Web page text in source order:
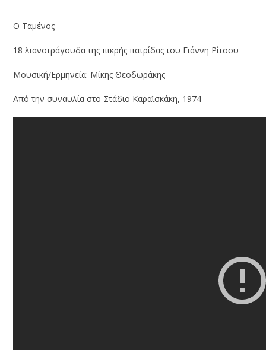
Ο Ταμένος
18 λιανοτράγουδα της πικρής πατρίδας του Γιάννη Ρίτσου
Μουσική/Ερμηνεία: Μίκης Θεοδωράκης
Από την συναυλία στο Στάδιο Καραϊσκάκη, 1974